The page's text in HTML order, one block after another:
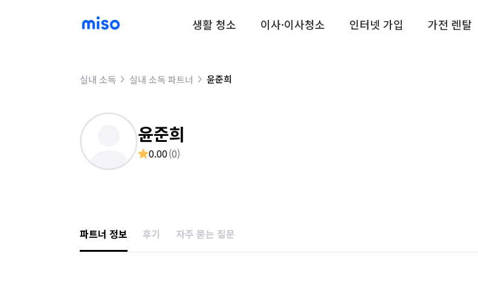
생활 청소 이사·이사청소 인터넷 가입 가전 렌탈
실내 소독 실내 소독 파트너 윤준희
윤준희
0.00(0)
파트너 정보 후기 자주 묻는 질문